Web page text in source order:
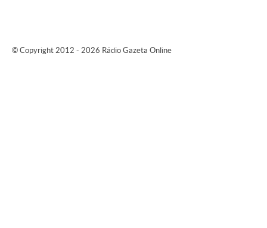
© Copyright 2012 - 2026 Rádio Gazeta Online